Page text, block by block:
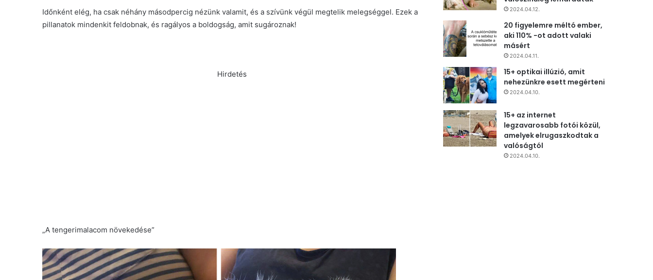
Időnként elég, ha csak néhány másodpercig nézünk valamit, és a szívünk végül megtelik melegséggel. Ezek a
pillanatok mindenkit feldobnak, és ragályos a boldogság, amit sugároznak!
Hirdetés
„A tengerimalacom növekedése”
2024.04.12.
20 figyelemre méltó ember,
aki 110% -ot adott valaki
másért
2024.04.11.
15+ optikai illúzió, amit
nehezünkre esett megérteni
2024.04.10.
15+ az internet
legzavarosabb fotói közül,
amelyek elrugaszkodtak a
valóságtól
2024.04.10.